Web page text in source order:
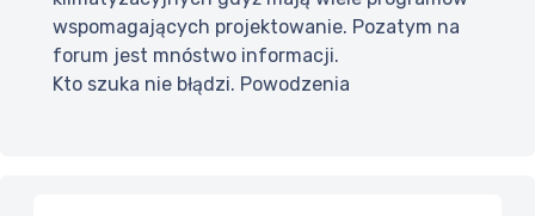
wspomagających projektowanie. Pozatym na
forum jest mnóstwo informacji.
Kto szuka nie błądzi. Powodzenia